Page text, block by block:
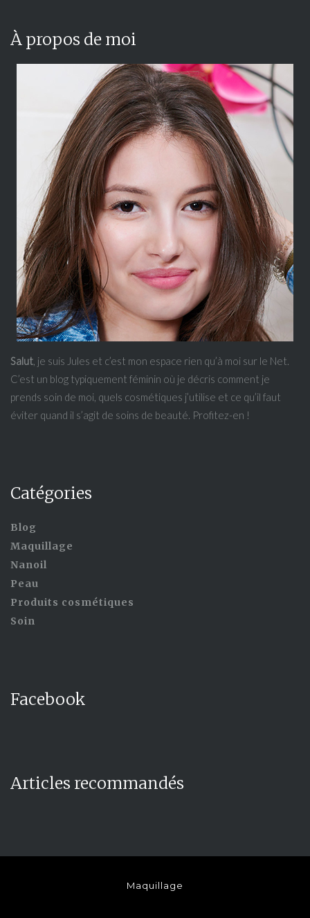
À propos de moi
Salut , je suis Jules et c’est mon espace rien qu’à moi sur le Net.
C’est un blog typiquement féminin où je décris comment je
prends soin de moi, quels cosmétiques j’utilise et ce qu’il faut
éviter quand il s’agit de soins de beauté. Profitez-en !
Catégories
Blog
Maquillage
Nanoil
Peau
Produits cosmétiques
Soin
Facebook
Articles recommandés
Maquillage